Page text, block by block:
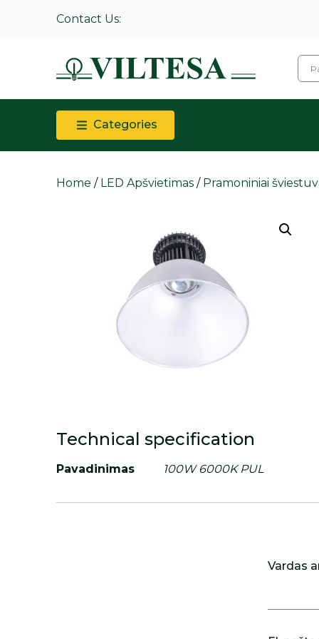
Contact Us:
Categories
Home / LED Apšvietimas / Pramoniniai
Technical specification
Pavadinimas 100W 6000K PUL
Vardas